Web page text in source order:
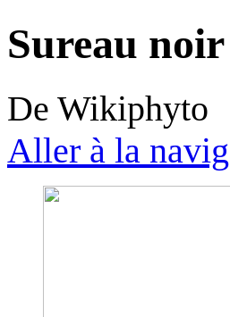
Sureau noir
De Wikiphyto
Aller à la